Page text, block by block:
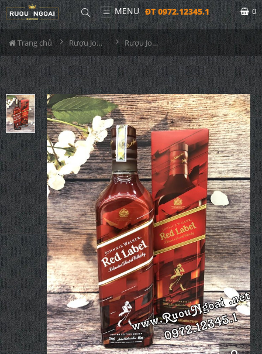
MENU ĐT 0972.12345.1 0
Trang chủ Rượu Johnnie walker Rượu Johnnie Walker Red Label Electric